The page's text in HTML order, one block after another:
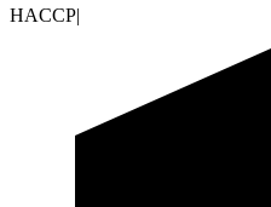
HACCP|